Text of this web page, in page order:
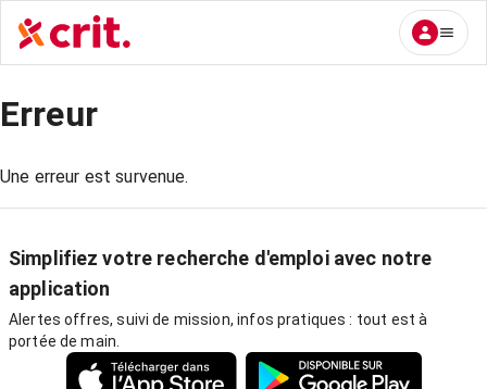
Erreur
Une erreur est survenue.
Simplifiez votre recherche d'emploi avec notre
application
Alertes offres, suivi de mission, infos pratiques : tout est à
portée de main.